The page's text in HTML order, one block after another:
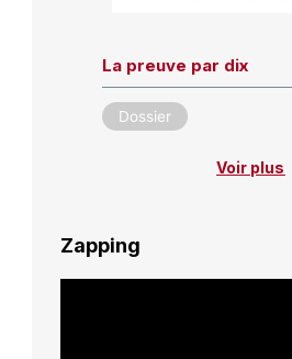
La preuve par dix
Dossier
Voir plus
Zapping